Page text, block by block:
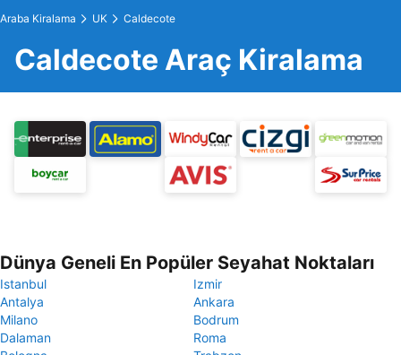
Araba Kiralama UK Caldecote
Caldecote Araç Kiralama
Dünya Geneli En Popüler Seyahat Noktaları
Istanbul
Izmir
Antalya
Ankara
Milano
Bodrum
Dalaman
Roma